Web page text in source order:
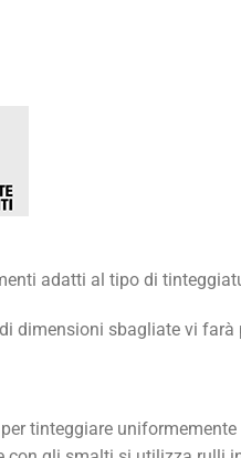
adatti al tipo di
dimensioni sbagliate vi
tinteggiare